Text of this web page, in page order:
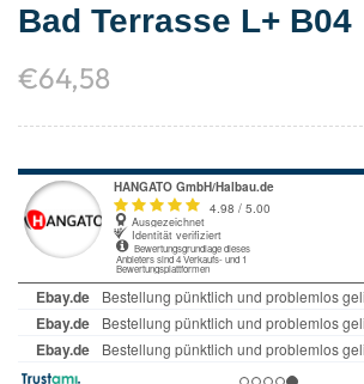
Bad Terrasse L+ B04
€64,58